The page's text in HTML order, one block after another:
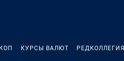
КУРСЫ ВАЛЮТ РЕДКОЛЛЕГИЯ